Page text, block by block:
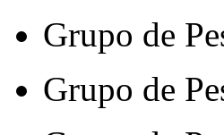
Grupo de
Grupo de